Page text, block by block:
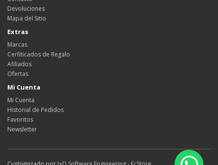
Devoluciones
Mapa del Sitio
Extras
Marcas
Cerfiticados de Regalo
Afiliados
Ofertas
Mi Cuenta
Mi Cuenta
Historial de Pedidos
Favoritos
Newsletter